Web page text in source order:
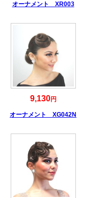
オーナメント XR003
9,130円
オーナメント XG042N